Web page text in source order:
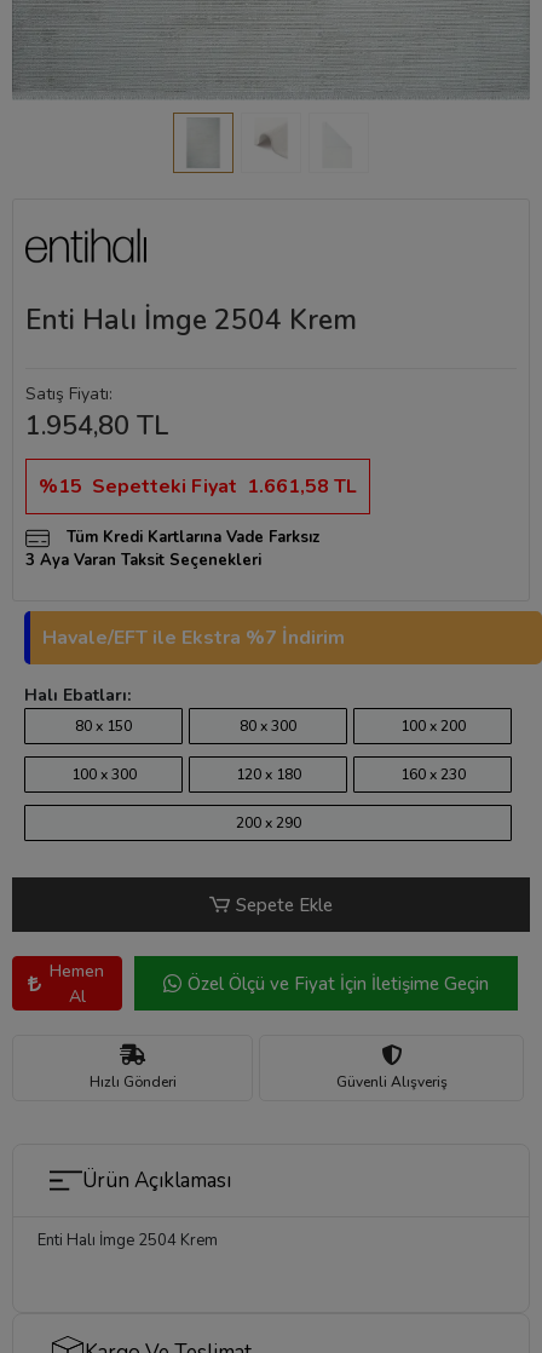
Enti Halı İmge 2504 Krem
Satış Fiyatı:
1.954,80 TL
%15 Sepetteki Fiyat 1.661,58 TL
Tüm Kredi Kartlarına Vade Farksız
3 Aya Varan Taksit Seçenekleri
Havale/EFT ile Ekstra %7 İndirim
Halı Ebatları:
80 x 150 80 x 300 100 x 200
100 x 300 120 x 180 160 x 230
200 x 290
Sepete Ekle
Hemen
Al
Özel Ölçü ve Fiyat İçin İletişime Geçin
Hızlı Gönderi Güvenli Alışveriş
Ürün Açıklaması
Enti Halı İmge 2504 Krem